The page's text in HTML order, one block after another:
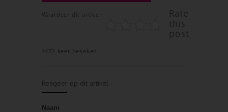
Waardeer dit artikel:
Rate
this
post
4472 keer bekeken
Reageer op dit artikel
Naam